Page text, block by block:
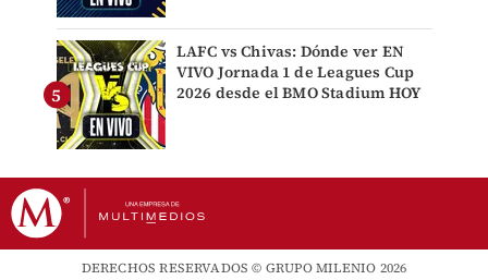
LAFC vs Chivas: Dónde ver EN
VIVO Jornada 1 de Leagues Cup
2026 desde el BMO Stadium HOY
DERECHOS RESERVADOS © GRUPO MILENIO 2026